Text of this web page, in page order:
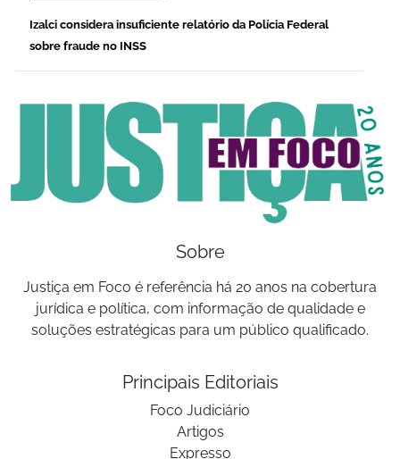
Izalci considera insuficiente relatório da Polícia Federal
sobre fraude no INSS
Sobre
Justiça em Foco é referência há 20 anos na cobertura
jurídica e política, com informação de qualidade e
soluções estratégicas para um público qualificado.
Principais Editoriais
Foco Judiciário
Artigos
Expresso